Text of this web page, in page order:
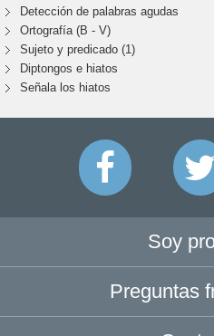
Detección de palabras agudas
Ortografía (B - V)
Sujeto y predicado (1)
Diptongos e hiatos
Señala los hiatos
Soy
Preguntas